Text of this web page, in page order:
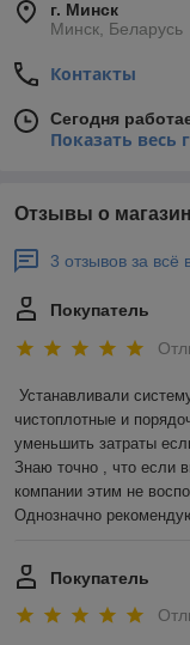
г. Минск
Минск, Беларусь
Контакты
Сегодня
Показать весь
Отзывы о
3 отзывов за всё
Покупатель
Устанавливали
чистоплотные и
уменьшить затраты
Знаю точно , что если
компании этим не
Однозначно
Покупатель